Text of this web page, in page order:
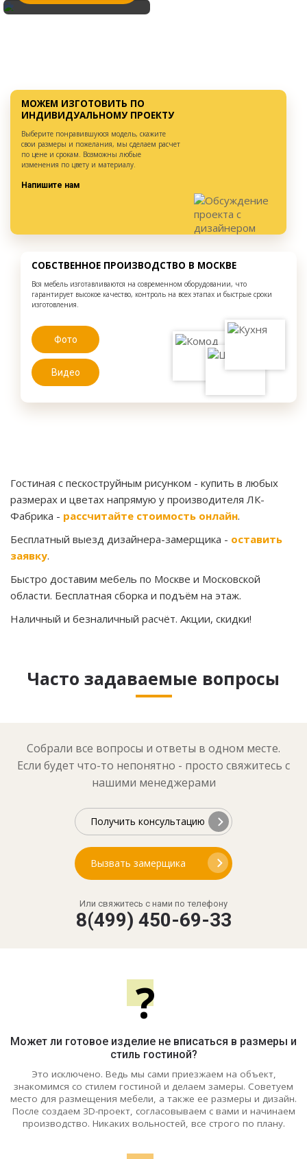
МОЖЕМ ИЗГОТОВИТЬ ПО
ИНДИВИДУАЛЬНОМУ ПРОЕКТУ
Выберите понравившуюся модель, скажите
свои размеры и пожелания, мы сделаем расчет
по цене и срокам. Возможны любые
изменения по цвету и материалу.
Напишите нам
СОБСТВЕННОЕ ПРОИЗВОДСТВО В МОСКВЕ
Вся мебель изготавливаются на современном оборудовании, что
гарантирует высокое качество, контроль на всех этапах и быстрые сроки
изготовления.
Фото
Видео
Гостиная с пескоструйным рисунком - купить в любых
размерах и цветах напрямую у производителя ЛК-
Фабрика - рассчитайте стоимость онлайн.
Бесплатный выезд дизайнера-замерщика - оставить
заявку.
Быстро доставим мебель по Москве и Московской
области. Бесплатная сборка и подъём на этаж.
Наличный и безналичный расчёт. Акции, скидки!
Часто задаваемые вопросы
Собрали все вопросы и ответы в одном месте.
Если будет что-то непонятно - просто свяжитесь с
нашими менеджерами
Получить консультацию
Вызвать замерщика
Или свяжитесь с нами по телефону
8(499) 450-69-33
?
Может ли готовое изделие не вписаться в размеры и
стиль гостиной?
Это исключено. Ведь мы сами приезжаем на объект,
знакомимся со стилем гостиной и делаем замеры. Советуем
место для размещения мебели, а также ее размеры и дизайн.
После создаем 3D-проект, согласовываем с вами и начинаем
производство. Никаких вольностей, все строго по плану.